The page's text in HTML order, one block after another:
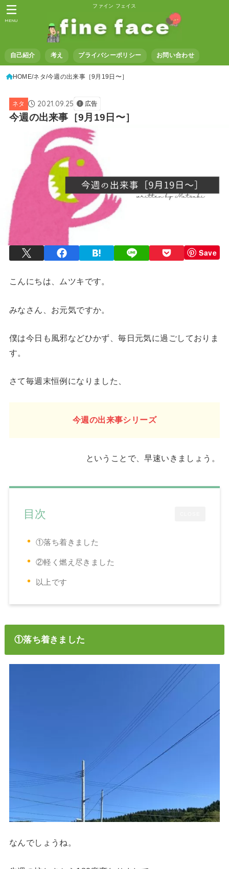
ファイン フェイス
自己紹介 考え プライバシーポリシー お問い合わせ
MENU
HOME ネタ 今週の出来事［9月19日〜］
ネタ 2021.09.25 広告
今週の出来事［9月19日〜］
Save
こんにちは、ムツキです。
みなさん、お元気ですか。
僕は今日も風邪などひかず、毎日元気に過ごしておりま
す。
さて毎週末恒例になりました、
今週の出来事シリーズ
ということで、早速いきましょう。
目次
①落ち着きました
②軽く燃え尽きました
以上です
①落ち着きました
なんでしょうね。